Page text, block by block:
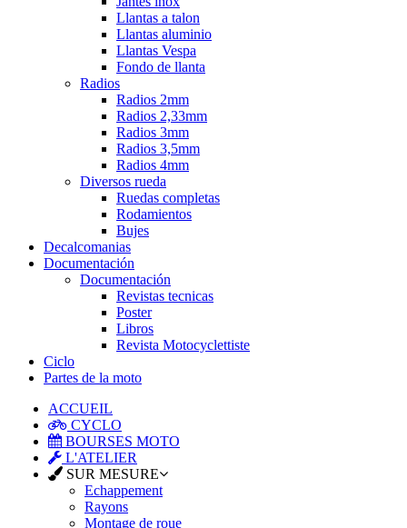
Llantas a talon
Llantas aluminio
Llantas Vespa
Fondo de llanta
Radios
Radios 2mm
Radios 2,33mm
Radios 3mm
Radios 3,5mm
Radios 4mm
Diversos rueda
Ruedas completas
Rodamientos
Bujes
Decalcomanias
Documentación
Documentación
Revistas tecnicas
Poster
Libros
Revista Motocyclettiste
Ciclo
Partes de la moto
ACCUEIL
CYCLO
BOURSES MOTO
L'ATELIER
SUR MESURE
Echappement
Rayons
Montage de roue